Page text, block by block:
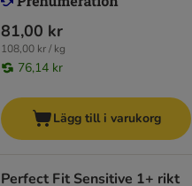
81,00 kr
108,00 kr / kg
76,14 kr
Lägg till i varukorg
Perfect Fit Sensitive 1+ rikt